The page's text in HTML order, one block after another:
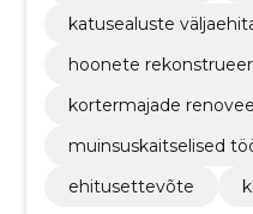
katusealuste
hoonete
kortermajade
muinsuskaitselised
ehitusettevõte